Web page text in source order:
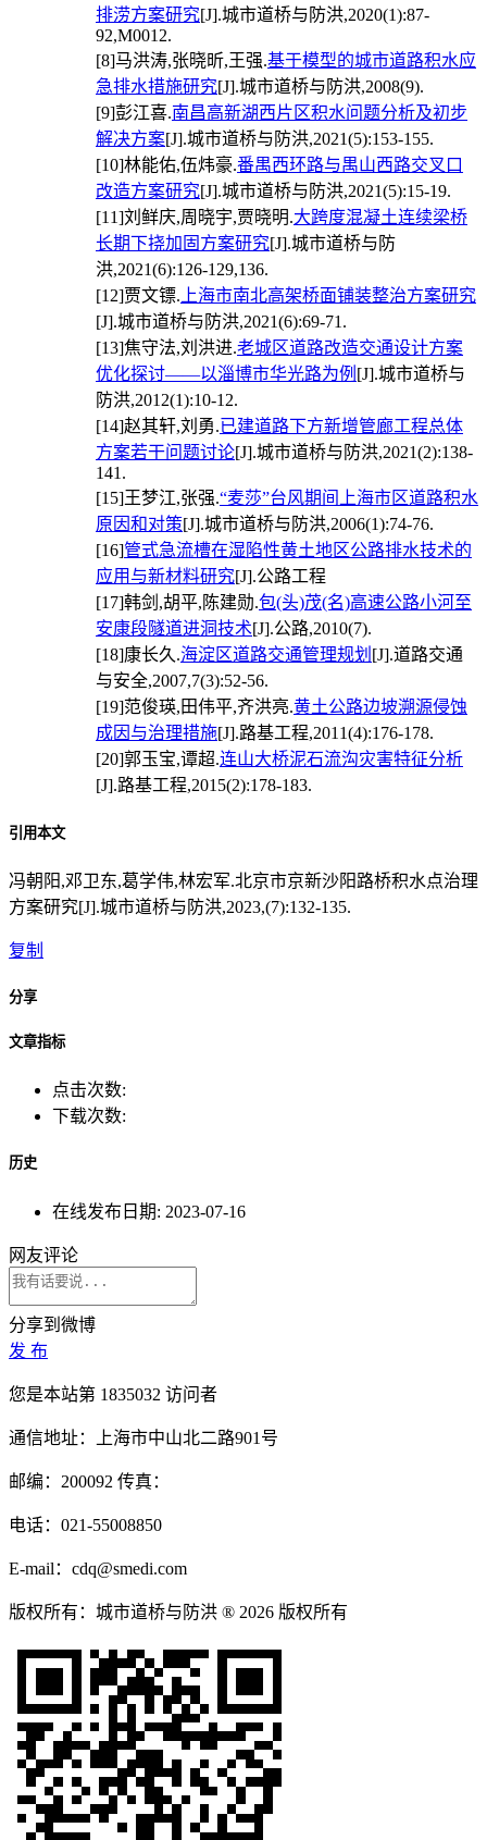
排涝方案研究[J].城市道桥与防洪,2020(1):87-
92,M0012.
[8]马洪涛,张晓昕,王强.基于模型的城市道路积水应
急排水措施研究[J].城市道桥与防洪,2008(9).
[9]彭江喜.南昌高新湖西片区积水问题分析及初步
解决方案[J].城市道桥与防洪,2021(5):153-155.
[10]林能佑,伍炜豪.番禺西环路与禺山西路交叉口
改造方案研究[J].城市道桥与防洪,2021(5):15-19.
[11]刘鲜庆,周晓宇,贾晓明.大跨度混凝土连续梁桥
长期下挠加固方案研究[J].城市道桥与防
洪,2021(6):126-129,136.
[12]贾文镖. 上海市南北高架桥面铺装整治方案研究
[J].城市道桥与防洪,2021(6):69-71.
[13]焦守法,刘洪进.老城区道路改造交通设计方案
优化探讨——以淄博市华光路为例 [J].城市道桥与
防洪,2012(1):10-12.
[14]赵其轩,刘勇.已建道路下方新增管廊工程总体
方案若干问题讨论[J].城市道桥与防洪,2021(2):138-
141.
[15]王梦江,张强.“麦莎”台风期间上海市区道路积水
原因和对策[J].城市道桥与防洪,2006(1):74-76.
[16]管式急流槽在湿陷性黄土地区公路排水技术的
应用与新材料研究[J].公路工程
[17]韩剑,胡平,陈建勋.包(头)茂(名)高速公路小河至
安康段隧道进洞技术[J].公路,2010(7).
[18]康长久.海淀区道路交通管理规划 [J].道路交通
与安全,2007,7(3):52-56.
[19]范俊瑛,田伟平,齐洪亮.黄土公路边坡溯源侵蚀
成因与治理措施[J].路基工程,2011(4):176-178.
[20]郭玉宝,谭超.连山大桥泥石流沟灾害特征分析
[J].路基工程,2015(2):178-183.
引用本文
冯朝阳,邓卫东,葛学伟,林宏军.北京市京新沙阳路桥积水点治理
方案研究[J].城市道桥与防洪,2023,(7):132-135.
复制
分享
文章指标
点击次数:
下载次数:
历史
在线发布日期: 2023-07-16
网友评论
分享到微博
发 布
您是本站第 1835032 访问者
通信地址：上海市中山北二路901号
邮编：200092 传真：
电话：021-55008850
E-mail：cdq@smedi.com
版权所有：城市道桥与防洪 ® 2026 版权所有